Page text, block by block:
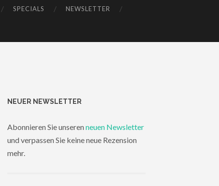
SPECIALS NEWSLETTER
NEUER NEWSLETTER
Abonnieren Sie unseren neuen Newsletter
und verpassen Sie keine neue Rezension
mehr.